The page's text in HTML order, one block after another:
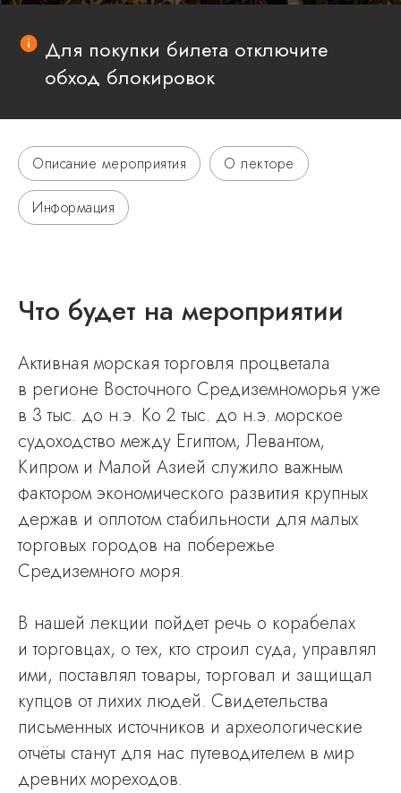
Для покупки билета отключите
обход блокировок
Описание мероприятия О лекторе
Информация
Что будет на мероприятии
Активная морская торговля процветала
в регионе Восточного Средиземноморья уже
в 3 тыс. до н.э. Ко 2 тыс. до н.э. морское
судоходство между Египтом, Левантом,
Кипром и Малой Азией служило важным
фактором экономического развития крупных
держав и оплотом стабильности для малых
торговых городов на побережье
Средиземного моря.
В нашей лекции пойдет речь о корабелах
и торговцах, о тех, кто строил суда, управлял
ими, поставлял товары, торговал и защищал
купцов от лихих людей. Свидетельства
письменных источников и археологические
отчёты станут для нас путеводителем в мир
древних мореходов.